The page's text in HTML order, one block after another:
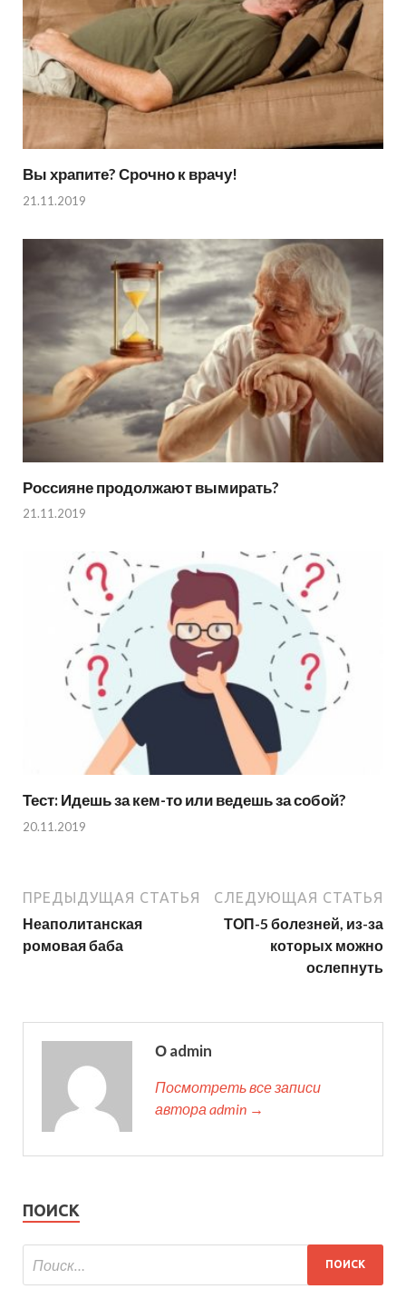
Вы храпите? Срочно к врачу!
21.11.2019
Россияне продолжают вымирать?
21.11.2019
Тест: Идешь за кем-то или ведешь за собой?
20.11.2019
ПРЕДЫДУЩАЯ СТАТЬЯ
Неаполитанская
ромовая баба
СЛЕДУЮЩАЯ СТАТЬЯ
ТОП-5 болезней, из-за
которых можно
ослепнуть
О admin
Посмотреть все записи
автора admin →
ПОИСК